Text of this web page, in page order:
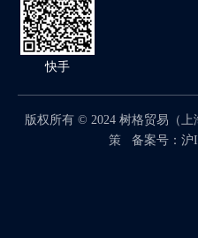
快手
版权所有 © 2024树格贸易（上
策 备案号： 沪